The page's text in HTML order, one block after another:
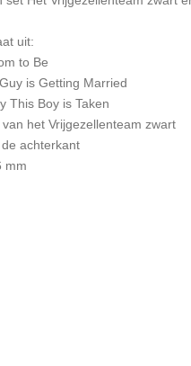
uit:
to Be
is Getting Married
This Boy is Taken
het Vrijgezellenteam zwart
achterkant
mm